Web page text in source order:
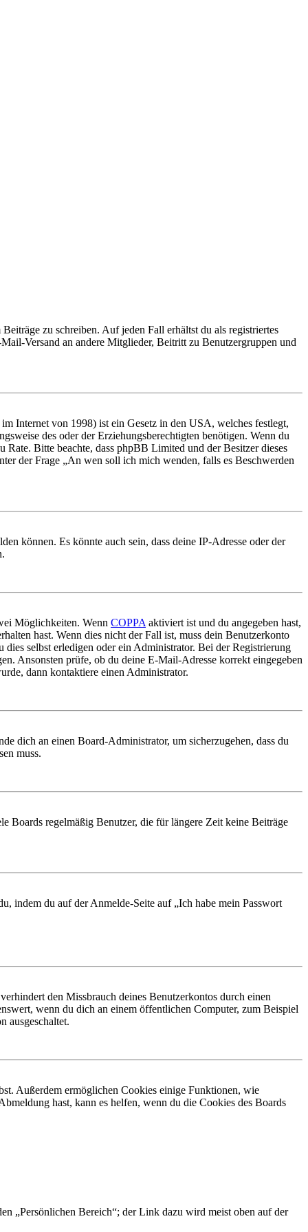
zu schreiben. Auf jeden Fall erhältst du als registriertes
Versand an andere Mitglieder, Beitritt zu Benutzergruppen und
Internet von 1998) ist ein Gesetz in den USA, welches festlegt,
des oder der Erziehungsberechtigten benötigen. Wenn du
Bitte beachte, dass phpBB Limited und der Besitzer dieses
der Frage „An wen soll ich mich wenden, falls es Beschwerden
können. Es könnte auch sein, dass deine IP-Adresse oder der
Möglichkeiten. Wenn COPPA aktiviert ist und du angegeben hast,
hast. Wenn dies nicht der Fall ist, muss dein Benutzerkonto
selbst erledigen oder ein Administrator. Bei der Registrierung
Ansonsten prüfe, ob du deine E-Mail-Adresse korrekt eingegeben
dann kontaktiere einen Administrator.
dich an einen Board-Administrator, um sicherzugehen, dass du
muss.
Boards regelmäßig Benutzer, die für längere Zeit keine Beiträge
indem du auf der Anmelde-Seite auf „Ich habe mein Passwort
den Missbrauch deines Benutzerkontos durch einen
wenn du dich an einem öffentlichen Computer, zum Beispiel
ausgeschaltet.
Außerdem ermöglichen Cookies einige Funktionen, wie
hast, kann es helfen, wenn du die Cookies des Boards
„Persönlichen Bereich“; der Link dazu wird meist oben auf der